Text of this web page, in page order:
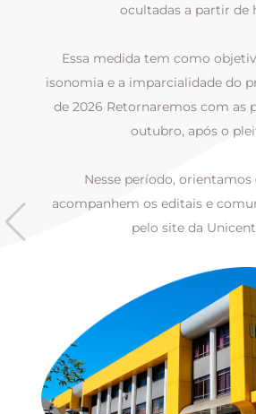
ocultadas a partir de
Essa medida tem como
isonomia e a imparcialidade do
de 2026 Retornaremos com as
outubro, após o
Nesse período,
acompanhem os editais e
pelo site da